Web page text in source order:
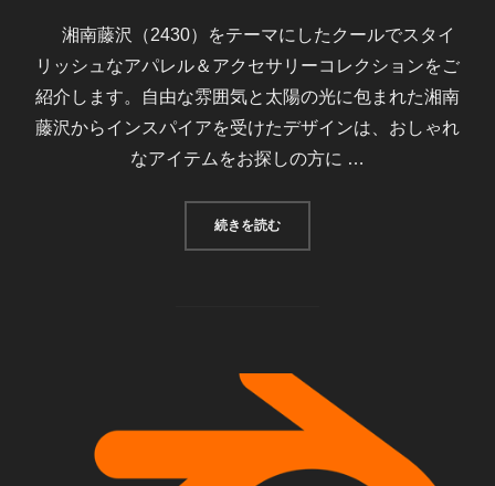
湘南藤沢（2430）をテーマにしたクールでスタイ
リッシュなアパレル＆アクセサリーコレクションをご
紹介します。自由な雰囲気と太陽の光に包まれた湘南
藤沢からインスパイアを受けたデザインは、おしゃれ
なアイテムをお探しの方に …
続きを読む“湘南藤沢（2430）コレクション”